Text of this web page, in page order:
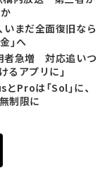
いまだ全面復旧なら
」へ
者急増 対応追いつ
アプリに」
Proは「Sol」に、
制限に